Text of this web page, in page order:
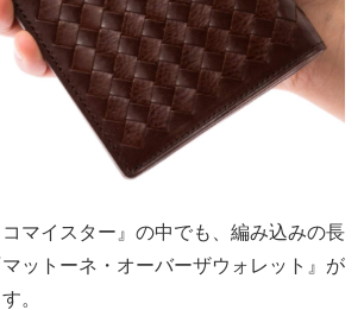
マイスター』の中でも、編み込みの長
ットーネ・オーバーザウォレット』が
。